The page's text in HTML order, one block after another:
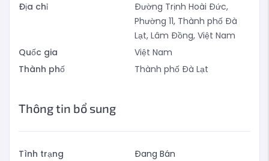
Địa chỉ
Đường Trịnh Hoài Đức,
Phường 11, Thành phố Đà
Lạt, Lâm Đồng, Việt Nam
Quốc gia
Việt Nam
Thành phố
Thành phố Đà Lạt
Thông tin bổ sung
Tình trạng
Đang Bán